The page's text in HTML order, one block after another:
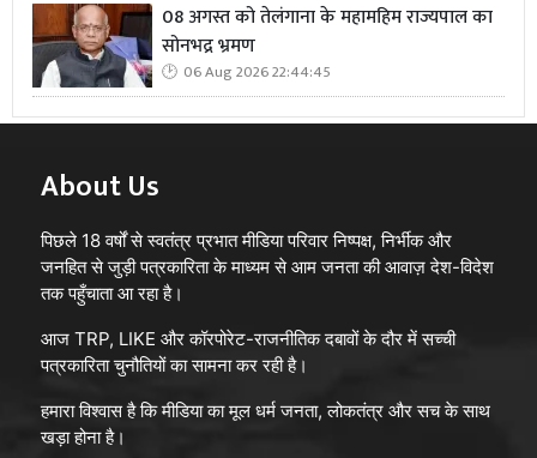
08 अगस्त को तेलंगाना के महामहिम राज्यपाल का
सोनभद्र भ्रमण
06 Aug 2026 22:44:45
About Us
पिछले 18 वर्षों से स्वतंत्र प्रभात मीडिया परिवार निष्पक्ष, निर्भीक और
जनहित से जुड़ी पत्रकारिता के माध्यम से आम जनता की आवाज़ देश-विदेश
तक पहुँचाता आ रहा है।
आज TRP, LIKE और कॉरपोरेट-राजनीतिक दबावों के दौर में सच्ची
पत्रकारिता चुनौतियों का सामना कर रही है।
हमारा विश्वास है कि मीडिया का मूल धर्म जनता, लोकतंत्र और सच के साथ
खड़ा होना है।